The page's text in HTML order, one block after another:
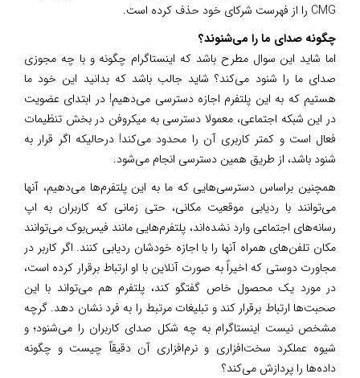
CMG را از فهرست شرکای خود حذف کرده است.
چگونه صدای ما را می‌شنوند؟
اما شاید این سوال مطرح باشد که اینستاگرام چگونه و با چه مجوزی
صدای ما را شنود می‌کند؟ شاید جالب باشد که بدانید این خود ما
هستیم که به این پلتفرم اجازه دسترسی می‌دهیم! در ابتدای عضویت
در این شبکه اجتماعی، معمولا دسترسی به میکروفن در بخش تنظیمات
فعال است و کمتر کاربری آن را محدود می‌کند! درحالیکه اگر قرا‌ر به
شنود باشد، از طریق همین دسترسی انجام می‌شود.
همچنین براساس دسترسی‌هایی که ما به این پلتفرم‌ها می‌دهیم، آنها
می‌توانند با ردیابی موقعیت مکانی، حتی زمانی که کاربران به اپ
رسانه‌های اجتماعی وارد نشده‌اند، پلتفرم‌هایی مانند فیس‌بوک می‌توانند
مکان تلفن‌های همراه آنها را با اجازه خودشان ردیابی کنند. اگر کاربر در
مجاورت دوستی که اخیراً به صورت آنلاین با او ارتباط برقرار کرده است،
در مورد یک محصول خاص گفتگو کند، پلتفرم هم می‌تواند با این
صحبت‌ها ارتباط برقرار کند و تبلیغات مرتبط را به فرد نشان دهد. گرچه
مشخص نیست اینستاگرام به چه شکل صدای کاربران را می‌شنود؛ و
شیوه عملکرد سخت‌افزاری و نرم‌افزاری آن دقیقاً چیست و چگونه
داده‌ها را پردازش می‌کند؟